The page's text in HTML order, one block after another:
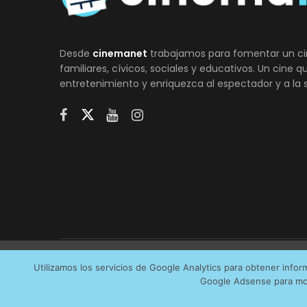
Desde cinemanet trabajamos para fomentar un
familiares, cívicos, sociales y educativos. Un cine
entretenimiento y enriquezca al espectador y a la
Utilizamos los servicios de Google Analytics para obtener
Google Adsense para
Utilizamos cookies anónimas de terceros para
servicios que más os interesan. Puede cambiar las